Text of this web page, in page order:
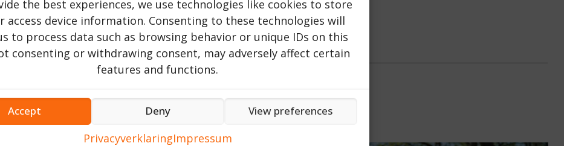
the best experiences, we use technologies like cookies to store
access device information. Consenting to these technologies will
to process data such as browsing behavior or unique IDs on this
consenting or withdrawing consent, may adversely affect certain
features and functions.
Accept Deny View preferences
PrivacyverklaringImpressum
Top 20